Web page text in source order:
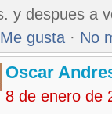
y despues a
Me gusta · No
Oscar
8 de enero de